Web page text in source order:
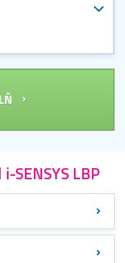
i-SENSYS LBP